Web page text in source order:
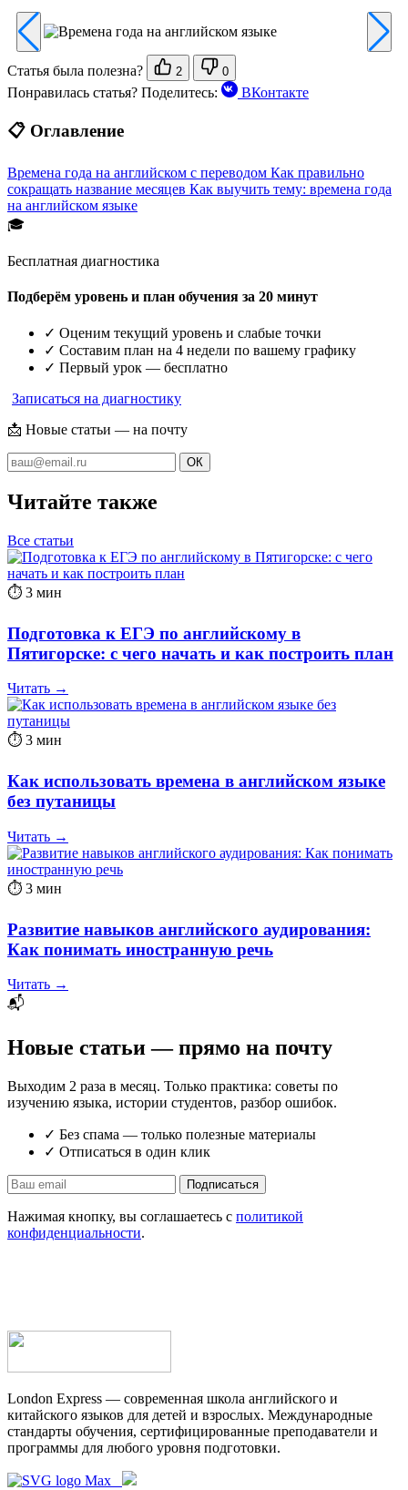
Статья была полезна? 2 0
Понравилась статья? Поделитесь: ВКонтакте
📋 Оглавление
Времена года на английском с переводом Как правильно
сокращать название месяцев Как выучить тему: времена года
на английском языке
🎓
Бесплатная диагностика
Подберём уровень и план обучения за 20 минут
✓ Оценим текущий уровень и слабые точки
✓ Составим план на 4 недели по вашему графику
✓ Первый урок — бесплатно
Записаться на диагностику
📩 Новые статьи — на почту
ОК
Читайте также
Все статьи
⏱ 3 мин
Подготовка к ЕГЭ по английскому в
Пятигорске: с чего начать и как построить план
Читать →
⏱ 3 мин
Как использовать времена в английском языке
без путаницы
Читать →
⏱ 3 мин
Развитие навыков английского аудирования:
Как понимать иностранную речь
Читать →
📬
Новые статьи — прямо на почту
Выходим 2 раза в месяц. Только практика: советы по
изучению языка, истории студентов, разбор ошибок.
✓ Без спама — только полезные материалы
✓ Отписаться в один клик
Подписаться
Нажимая кнопку, вы соглашаетесь с политикой
конфиденциальности.
London Express — современная школа английского и
китайского языков для детей и взрослых. Международные
стандарты обучения, сертифицированные преподаватели и
программы для любого уровня подготовки.